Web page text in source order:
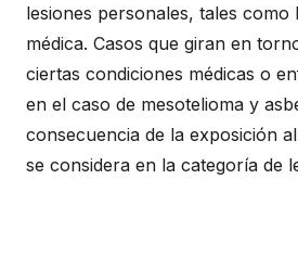
lesiones personales, tales como
médica. Casos que giran en
ciertas condiciones médicas o
en el caso de mesotelioma y
consecuencia de la exposición
se considera en la categoría de